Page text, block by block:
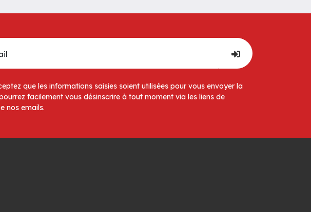
que les informations saisies soient utilisées pour vous envoyer la
facilement vous désinscrire à tout moment via les liens de
nos emails.